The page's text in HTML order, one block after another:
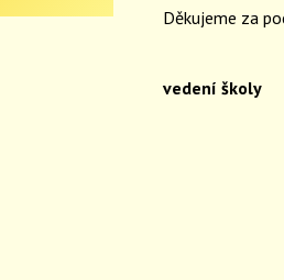
Děkujeme za
vedení školy